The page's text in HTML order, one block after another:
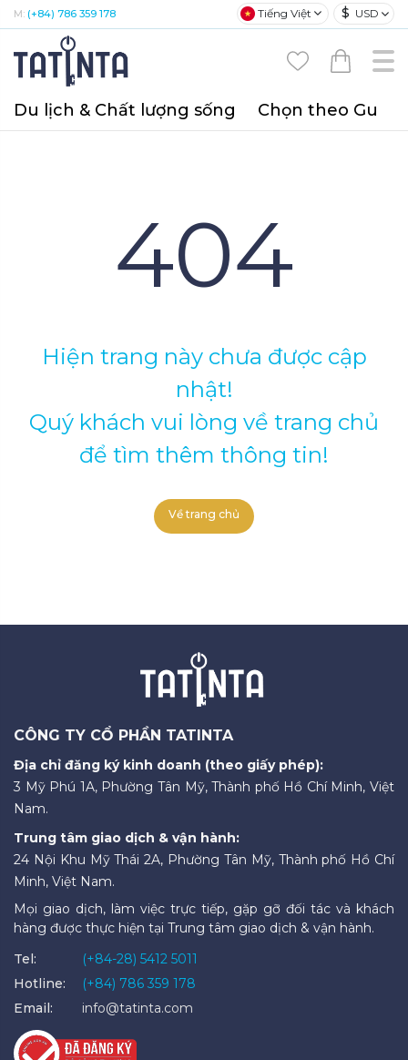
M: (+84) 786 359 178 Tiếng Việt $ USD
Du lịch & Chất lượng sống Chọn theo Gu
404
Hiện trang này chưa được cập
nhật!
Quý khách vui lòng về trang chủ
để tìm thêm thông tin!
Về trang chủ
CÔNG TY CỔ PHẦN TATINTA
Địa chỉ đăng ký kinh doanh (theo giấy phép):
3 Mỹ Phú 1A, Phường Tân Mỹ, Thành phố Hồ Chí Minh, Việt
Nam.
Trung tâm giao dịch & vận hành:
24 Nội Khu Mỹ Thái 2A, Phường Tân Mỹ, Thành phố Hồ Chí
Minh, Việt Nam.
Mọi giao dịch, làm việc trực tiếp, gặp gỡ đối tác và khách
hàng được thực hiện tại Trung tâm giao dịch & vận hành.
Tel:
(+84-28) 5412 5011
Hotline:
(+84) 786 359 178
Email:
info@tatinta.com